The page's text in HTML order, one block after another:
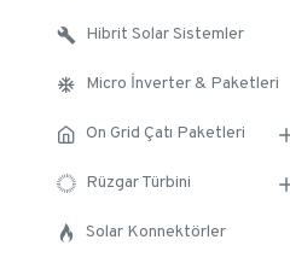
Hibrit Solar Sistemler
Micro İnverter & Paketleri
On Grid Çatı Paketleri
Rüzgar Türbini
Solar Konnektörler